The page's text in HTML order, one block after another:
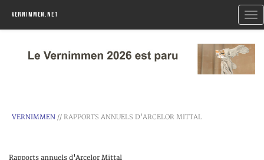
Vernimmen.net
VERNIMMEN // RAPPORTS ANNUELS D'ARCELOR MITTAL
Rapports annuels d'Arcelor Mittal